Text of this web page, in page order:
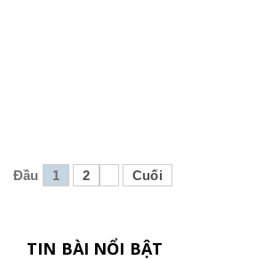
Đầu 1 2 Cuối
TIN BÀI NỔI BẬT